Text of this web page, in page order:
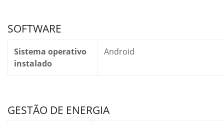
SOFTWARE
Sistema operativo
instalado
Android
GESTÃO DE ENERGIA